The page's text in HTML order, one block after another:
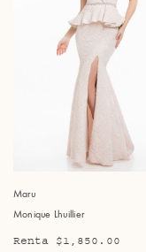
Maru
Monique Lhuillier
Renta $1,850.00